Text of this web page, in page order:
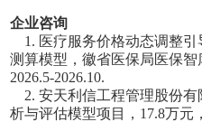
企业咨询
1. 医疗服务价格动态调整引
测算模型，徽省医保局医保智
2026.5-2026.10.
2. 安天利信工程管理股份有
析与评估模型项目，17.8万元